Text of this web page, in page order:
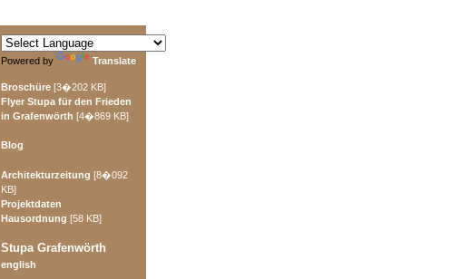
Powered by Translate
Broschüre [3�202 KB]
Flyer Stupa für den Frieden
in Grafenwörth [4�869 KB]
Blog
Architekturzeitung [8�092
KB]
Projektdaten
Hausordnung [58 KB]
Stupa Grafenwörth
english